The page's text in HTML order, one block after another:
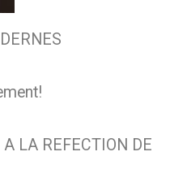
LA REFECTION DE